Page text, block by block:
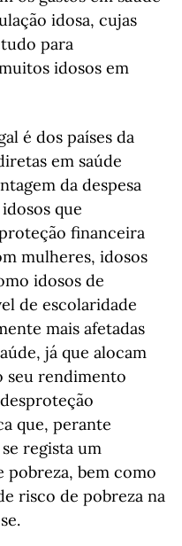
idosa, cujas
para
idosos em
é dos países da
em saúde
da despesa
que
financeira
mulheres, idosos
idosos de
de escolaridade
mais afetadas
já que alocam
seu rendimento
que, perante
regista um
pobreza, bem como
risco de pobreza na